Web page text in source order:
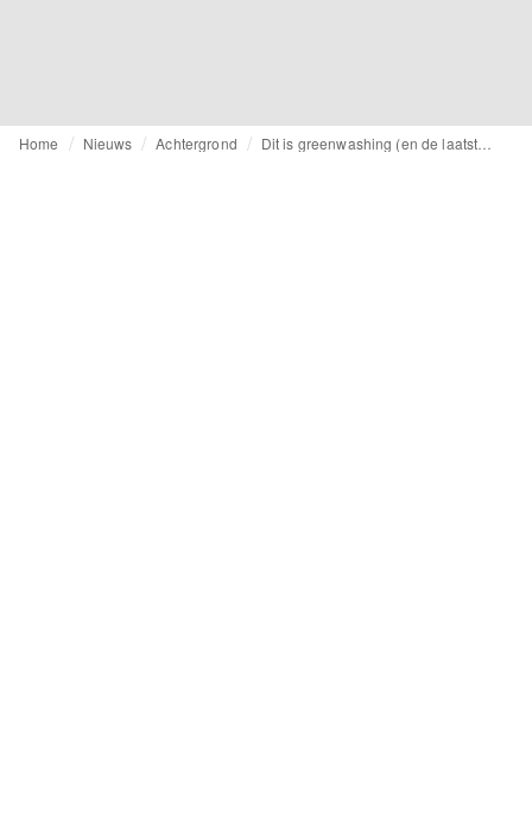
Home Nieuws Achtergrond